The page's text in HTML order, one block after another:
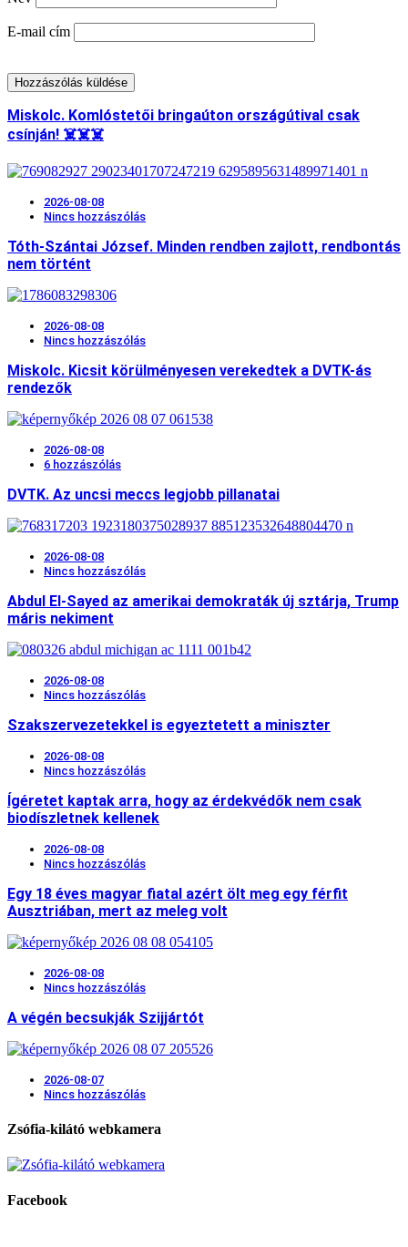
E-mail cím
Miskolc. Komlóstetői bringaúton országútival csak
csínján! ☠️☠️☠️
2026-08-08
Nincs hozzászólás
Tóth-Szántai József. Minden rendben zajlott, rendbontás
nem történt
2026-08-08
Nincs hozzászólás
Miskolc. Kicsit körülményesen verekedtek a DVTK-ás
rendezők
2026-08-08
6 hozzászólás
DVTK. Az uncsi meccs legjobb pillanatai
2026-08-08
Nincs hozzászólás
Abdul El-Sayed az amerikai demokraták új sztárja, Trump
máris nekiment
2026-08-08
Nincs hozzászólás
Szakszervezetekkel is egyeztetett a miniszter
2026-08-08
Nincs hozzászólás
Ígéretet kaptak arra, hogy az érdekvédők nem csak
biodíszletnek kellenek
2026-08-08
Nincs hozzászólás
Egy 18 éves magyar fiatal azért ölt meg egy férfit
Ausztriában, mert az meleg volt
2026-08-08
Nincs hozzászólás
A végén becsukják Szijjártót
2026-08-07
Nincs hozzászólás
Zsófia-kilátó webkamera
Facebook